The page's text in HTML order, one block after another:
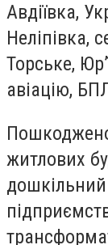
Авдіївка,
Неліпівка,
Торське,
авіацію,
житлових